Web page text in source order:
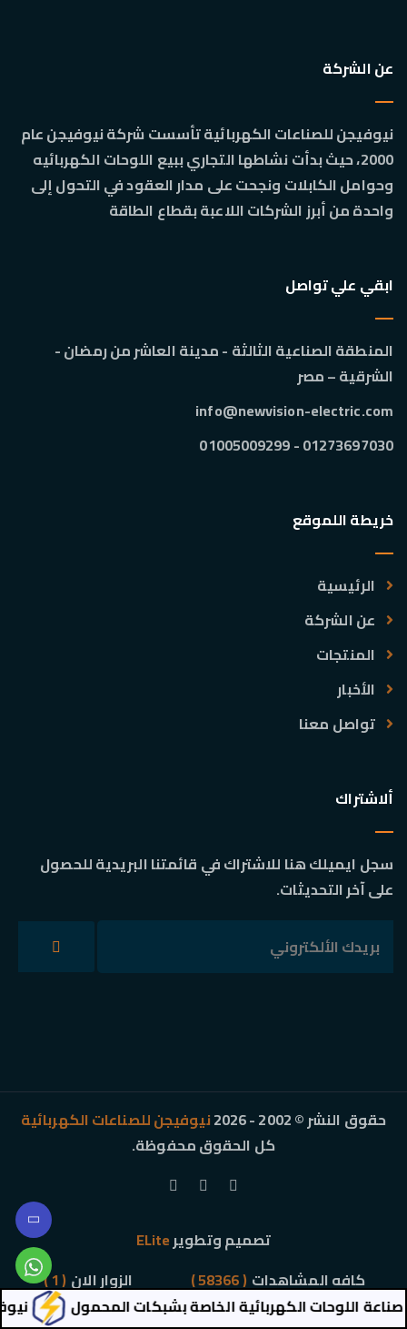
اللوحات الكهربائية الخاصة بشبكات المحمول
عن الشركة
نيوفيجن للصناعات الكهربائية تأسست شركة نيوفيجن عام
2000، حيث بدأت نشاطها التجاري ببيع اللوحات الكهربائيه
وحوامل الكابلات ونجحت على مدار العقود في التحول إلى
واحدة من أبرز الشركات اللاعبة بقطاع الطاقة
ابقي علي تواصل
المنطقة الصناعية الثالثة - مدينة العاشر من رمضان -
الشرقية – مصر
info@newvision-electric.com
01273697030 - 01005009299
خريطة اللموقع
الرئيسية
عن الشركة
المنتجات
الأخبار
تواصل معنا
ألاشتراك
سجل ايميلك هنا للاشتراك في قائمتنا البريدية للحصول
على آخر التحديثات.
حقوق النشر © 2002 - 2026
نيوفيجن للصناعات الكهربائية
كل الحقوق محفوظة.
تصميم وتطويرELite
كافه المشاهدات ( 58366 ) الزوار الان ( 1 )